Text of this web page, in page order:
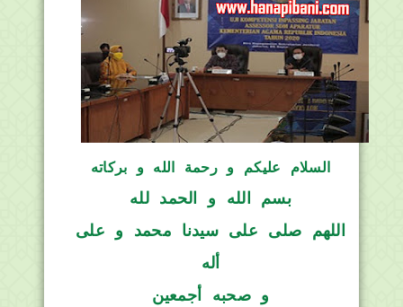
السلام عليكم و رحمة الله و بركاته
بسم الله و الحمد لله
اللهم صلى على سيدنا محمد و على
أله
و صحبه أجمعين